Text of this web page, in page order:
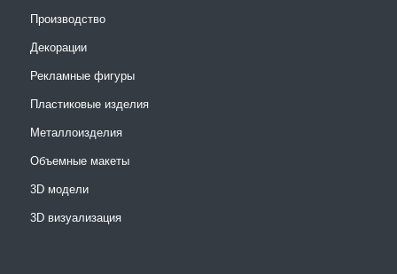
Производство
Декорации
Рекламные фигуры
Пластиковые изделия
Металлоизделия
Объемные макеты
3D модели
3D визуализация